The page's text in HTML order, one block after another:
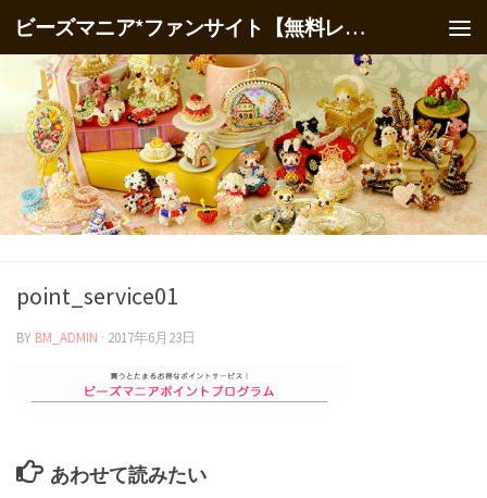
ビーズマニア*ファンサイト【無料レシピ】
point_service01
BY BM_ADMIN · 2017年6月23日
あわせて読みたい